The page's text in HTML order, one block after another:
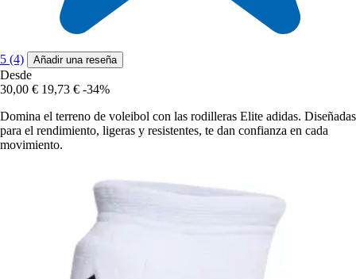
5 (4) Añadir una reseña
Desde
30,00 € 19,73 € -34%
Domina el terreno de voleibol con las rodilleras Elite adidas. Diseñadas
para el rendimiento, ligeras y resistentes, te dan confianza en cada
movimiento.